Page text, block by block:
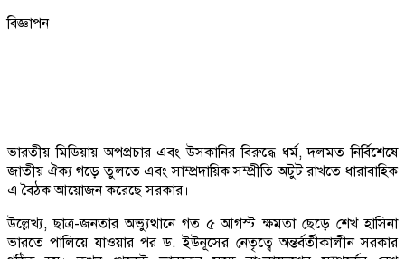
বিজ্ঞাপন
ভারতীয় মিডিয়ায় অপপ্রচার এবং উসকানির বিরুদ্ধে ধর্ম, দলমত নির্বিশেষে
জাতীয় ঐক্য গড়ে তুলতে এবং সাম্প্রদায়িক সম্প্রীতি অটুট রাখতে ধারাবাহিক
এ বৈঠক আয়োজন করেছে সরকার।
উল্লেখ্য, ছাত্র-জনতার অভ্যুত্থানে গত ৫ আগস্ট ক্ষমতা ছেড়ে শেখ হাসিনা
ভারতে পালিয়ে যাওয়ার পর ড. ইউনূসের নেতৃত্বে অন্তর্বর্তীকালীন সরকার